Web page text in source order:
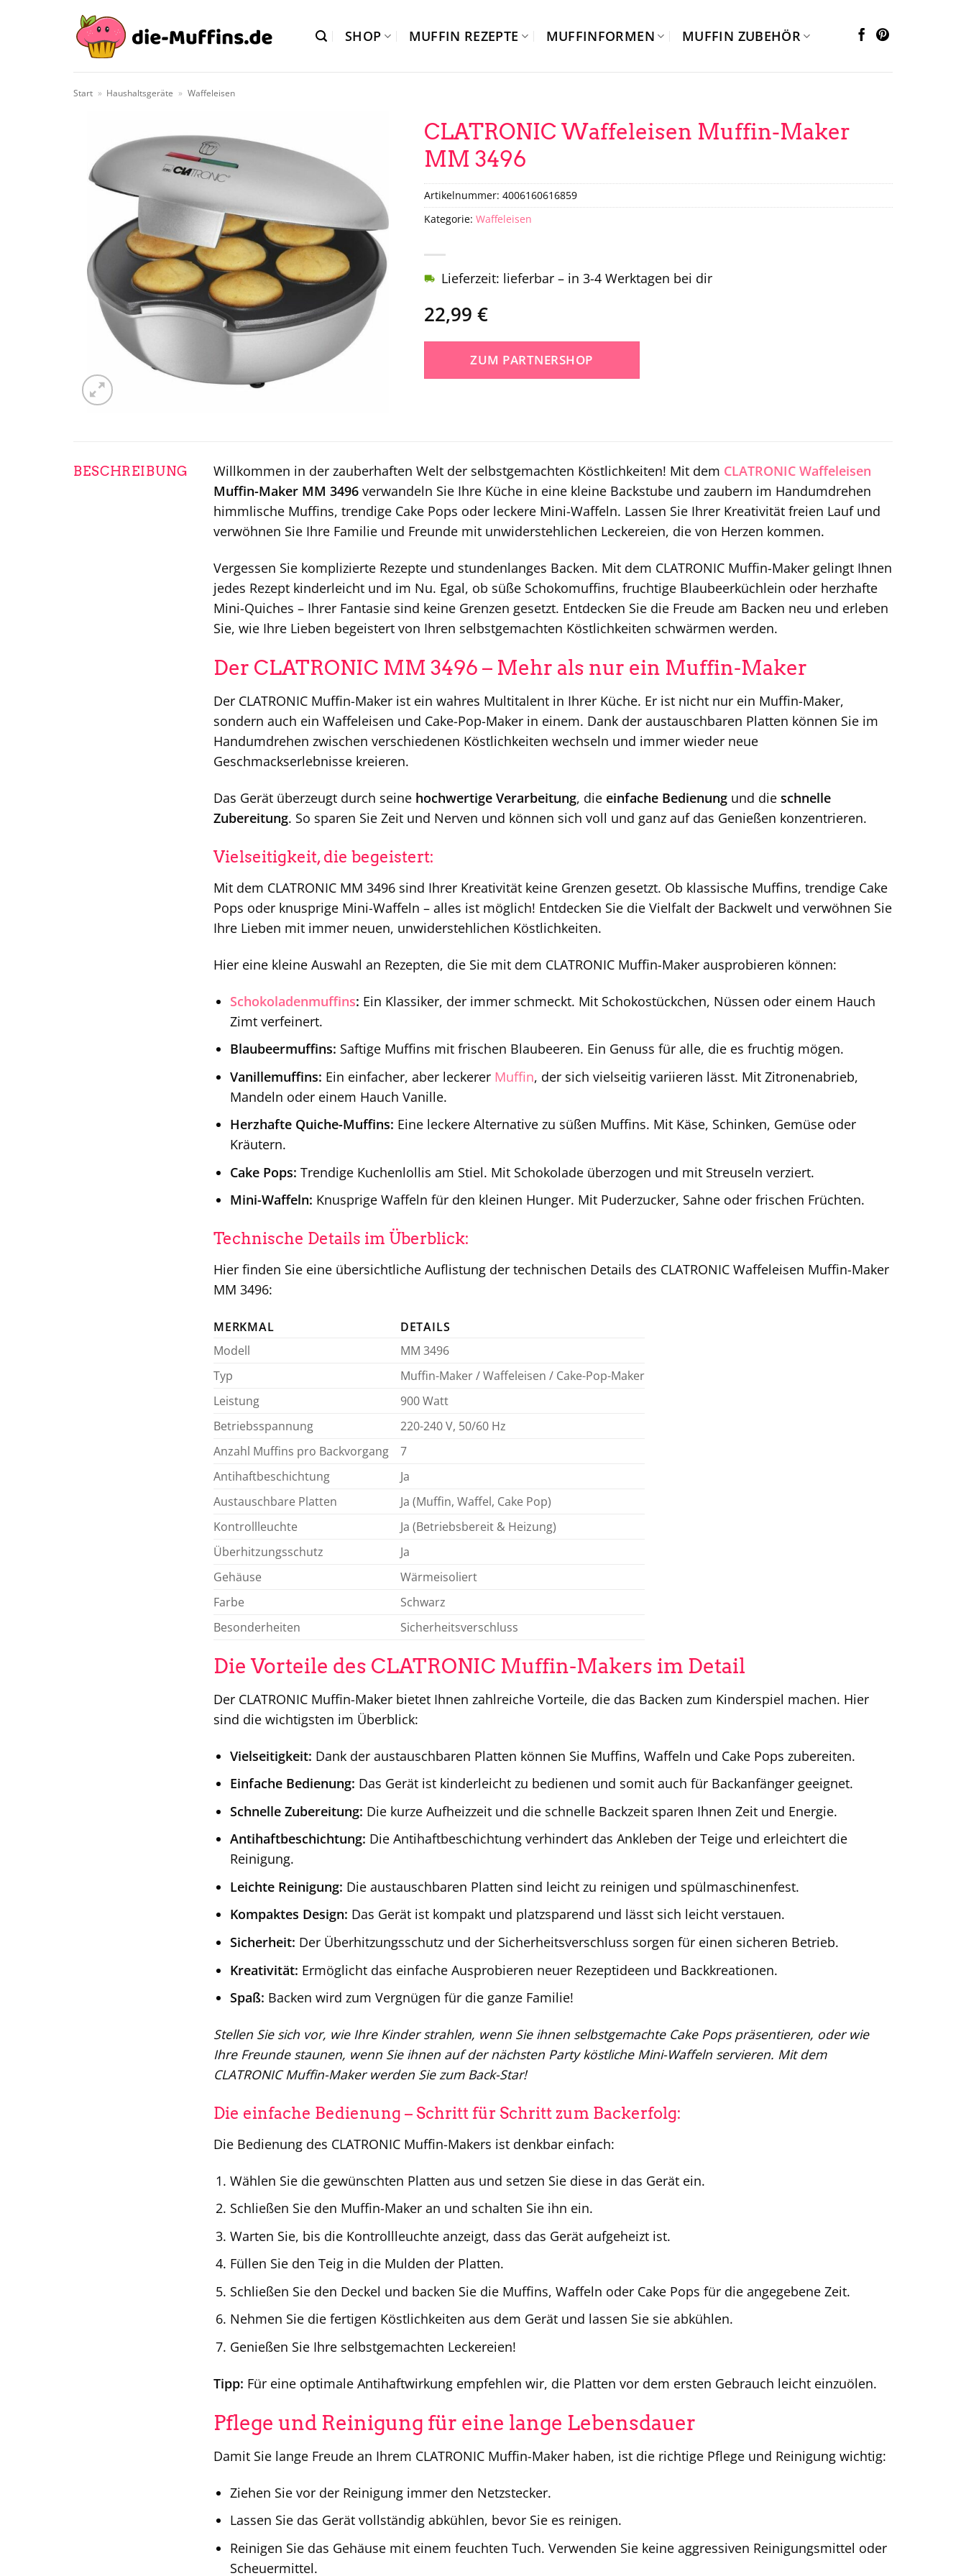
SHOP MUFFIN REZEPTE MUFFINFORMEN MUFFIN ZUBEHÖR
Start » Haushaltsgeräte » Waffeleisen
CLATRONIC Waffeleisen Muffin-Maker
MM 3496
22,99 €
Lieferzeit: lieferbar – in 3-4 Werktagen bei dir
ZUM PARTNERSHOP
Artikelnummer: 4006160616859
Kategorie: Waffeleisen
BESCHREIBUNG Willkommen in der zauberhaften Welt der selbstgemachten Köstlichkeiten! Mit dem CLATRONIC Waffeleisen
Muffin-Maker MM 3496 verwandeln Sie Ihre Küche in eine kleine Backstube und zaubern im Handumdrehen
himmlische Muffins, trendige Cake Pops oder leckere Mini-Waffeln. Lassen Sie Ihrer Kreativität freien Lauf und
verwöhnen Sie Ihre Familie und Freunde mit unwiderstehlichen Leckereien, die von Herzen kommen.
Vergessen Sie komplizierte Rezepte und stundenlanges Backen. Mit dem CLATRONIC Muffin-Maker gelingt Ihnen
jedes Rezept kinderleicht und im Nu. Egal, ob süße Schokomuffins, fruchtige Blaubeerküchlein oder herzhafte
Mini-Quiches – Ihrer Fantasie sind keine Grenzen gesetzt. Entdecken Sie die Freude am Backen neu und erleben
Sie, wie Ihre Lieben begeistert von Ihren selbstgemachten Köstlichkeiten schwärmen werden.
Der CLATRONIC MM 3496 – Mehr als nur ein Muffin-Maker
Der CLATRONIC Muffin-Maker ist ein wahres Multitalent in Ihrer Küche. Er ist nicht nur ein Muffin-Maker,
sondern auch ein Waffeleisen und Cake-Pop-Maker in einem. Dank der austauschbaren Platten können Sie im
Handumdrehen zwischen verschiedenen Köstlichkeiten wechseln und immer wieder neue
Geschmackserlebnisse kreieren.
Das Gerät überzeugt durch seine hochwertige Verarbeitung, die einfache Bedienung und die schnelle
Zubereitung. So sparen Sie Zeit und Nerven und können sich voll und ganz auf das Genießen konzentrieren.
Vielseitigkeit, die begeistert:
Mit dem CLATRONIC MM 3496 sind Ihrer Kreativität keine Grenzen gesetzt. Ob klassische Muffins, trendige Cake
Pops oder knusprige Mini-Waffeln – alles ist möglich! Entdecken Sie die Vielfalt der Backwelt und verwöhnen Sie
Ihre Lieben mit immer neuen, unwiderstehlichen Köstlichkeiten.
Hier eine kleine Auswahl an Rezepten, die Sie mit dem CLATRONIC Muffin-Maker ausprobieren können:
Schokoladenmuffins: Ein Klassiker, der immer schmeckt. Mit Schokostückchen, Nüssen oder einem Hauch
Zimt verfeinert.
Blaubeermuffins: Saftige Muffins mit frischen Blaubeeren. Ein Genuss für alle, die es fruchtig mögen.
Vanillemuffins: Ein einfacher, aber leckerer Muffin, der sich vielseitig variieren lässt. Mit Zitronenabrieb,
Mandeln oder einem Hauch Vanille.
Herzhafte Quiche-Muffins: Eine leckere Alternative zu süßen Muffins. Mit Käse, Schinken, Gemüse oder
Kräutern.
Cake Pops: Trendige Kuchenlollis am Stiel. Mit Schokolade überzogen und mit Streuseln verziert.
Mini-Waffeln: Knusprige Waffeln für den kleinen Hunger. Mit Puderzucker, Sahne oder frischen Früchten.
Technische Details im Überblick:
Hier finden Sie eine übersichtliche Auflistung der technischen Details des CLATRONIC Waffeleisen Muffin-Maker
MM 3496:
MERKMAL
DETAILS
Modell
MM 3496
Typ
Muffin-Maker / Waffeleisen / Cake-Pop-Maker
Leistung
900 Watt
Betriebsspannung
220-240 V, 50/60 Hz
Anzahl Muffins pro Backvorgang
7
Antihaftbeschichtung
Ja
Austauschbare Platten
Ja (Muffin, Waffel, Cake Pop)
Kontrollleuchte
Ja (Betriebsbereit & Heizung)
Überhitzungsschutz
Ja
Gehäuse
Wärmeisoliert
Farbe
Schwarz
Besonderheiten
Sicherheitsverschluss
Die Vorteile des CLATRONIC Muffin-Makers im Detail
Der CLATRONIC Muffin-Maker bietet Ihnen zahlreiche Vorteile, die das Backen zum Kinderspiel machen. Hier
sind die wichtigsten im Überblick:
Vielseitigkeit: Dank der austauschbaren Platten können Sie Muffins, Waffeln und Cake Pops zubereiten.
Einfache Bedienung: Das Gerät ist kinderleicht zu bedienen und somit auch für Backanfänger geeignet.
Schnelle Zubereitung: Die kurze Aufheizzeit und die schnelle Backzeit sparen Ihnen Zeit und Energie.
Antihaftbeschichtung: Die Antihaftbeschichtung verhindert das Ankleben der Teige und erleichtert die
Reinigung.
Leichte Reinigung: Die austauschbaren Platten sind leicht zu reinigen und spülmaschinenfest.
Kompaktes Design: Das Gerät ist kompakt und platzsparend und lässt sich leicht verstauen.
Sicherheit: Der Überhitzungsschutz und der Sicherheitsverschluss sorgen für einen sicheren Betrieb.
Kreativität: Ermöglicht das einfache Ausprobieren neuer Rezeptideen und Backkreationen.
Spaß: Backen wird zum Vergnügen für die ganze Familie!
Stellen Sie sich vor, wie Ihre Kinder strahlen, wenn Sie ihnen selbstgemachte Cake Pops präsentieren, oder wie
Ihre Freunde staunen, wenn Sie ihnen auf der nächsten Party köstliche Mini-Waffeln servieren. Mit dem
CLATRONIC Muffin-Maker werden Sie zum Back-Star!
Die einfache Bedienung – Schritt für Schritt zum Backerfolg:
Die Bedienung des CLATRONIC Muffin-Makers ist denkbar einfach:
Wählen Sie die gewünschten Platten aus und setzen Sie diese in das Gerät ein.
Schließen Sie den Muffin-Maker an und schalten Sie ihn ein.
Warten Sie, bis die Kontrollleuchte anzeigt, dass das Gerät aufgeheizt ist.
Füllen Sie den Teig in die Mulden der Platten.
Schließen Sie den Deckel und backen Sie die Muffins, Waffeln oder Cake Pops für die angegebene Zeit.
Nehmen Sie die fertigen Köstlichkeiten aus dem Gerät und lassen Sie sie abkühlen.
Genießen Sie Ihre selbstgemachten Leckereien!
Tipp: Für eine optimale Antihaftwirkung empfehlen wir, die Platten vor dem ersten Gebrauch leicht einzuölen.
Pflege und Reinigung für eine lange Lebensdauer
Damit Sie lange Freude an Ihrem CLATRONIC Muffin-Maker haben, ist die richtige Pflege und Reinigung wichtig:
Ziehen Sie vor der Reinigung immer den Netzstecker.
Lassen Sie das Gerät vollständig abkühlen, bevor Sie es reinigen.
Reinigen Sie das Gehäuse mit einem feuchten Tuch. Verwenden Sie keine aggressiven Reinigungsmittel oder
Scheuermittel.